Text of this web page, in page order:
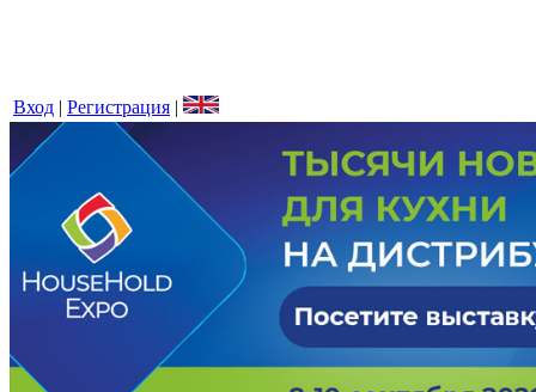
Вход | Регистрация |